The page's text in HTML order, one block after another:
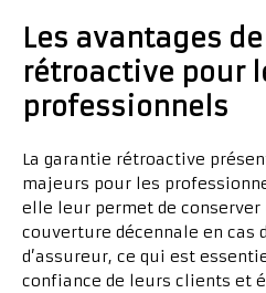
Les avantages
rétroactive pour
professionnels
La garantie rétroactive
majeurs pour les
elle leur permet de
couverture décennale en cas
d’assureur, ce qui est
confiance de leurs clients et